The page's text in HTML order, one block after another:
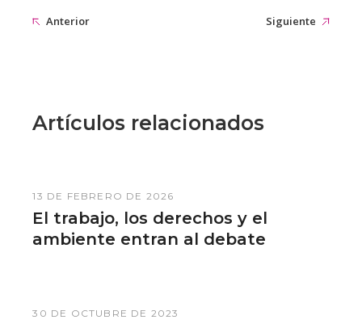
Anterior Siguiente
Artículos relacionados
13 DE FEBRERO DE 2026
El trabajo, los derechos y el
ambiente entran al debate
30 DE OCTUBRE DE 2023